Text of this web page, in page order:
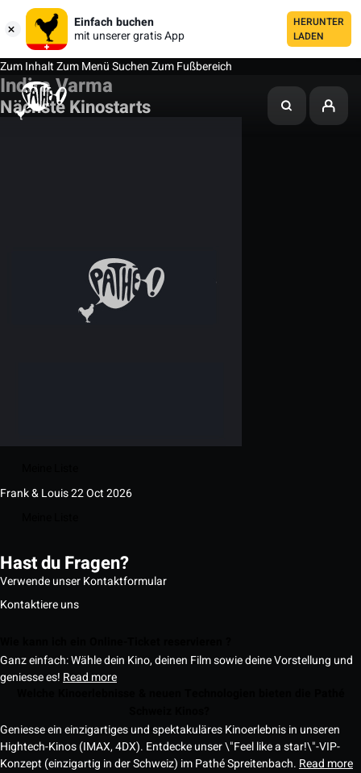
Einfach buchen
mit unserer gratis App
HERUNTER
LADEN
Zum InhaltZum MenüSuchenZum Fußbereich
Indira Varma
Nächste Kinostarts
Frank & Louis22 Oct 2026
Hast du Fragen?
Verwende unser Kontaktformular
Kontaktiere uns
Ganz einfach: Wähle dein Kino, deinen Film sowie deine Vorstellung und
geniesse es! Read more
Geniesse ein einzigartiges und spektakuläres Kinoerlebnis in unseren
Hightech-Kinos (IMAX, 4DX). Entdecke unser \"Feel like a star!\"-VIP-
Konzept (einzigartig in der Schweiz) im Pathé Spreitenbach. Read more